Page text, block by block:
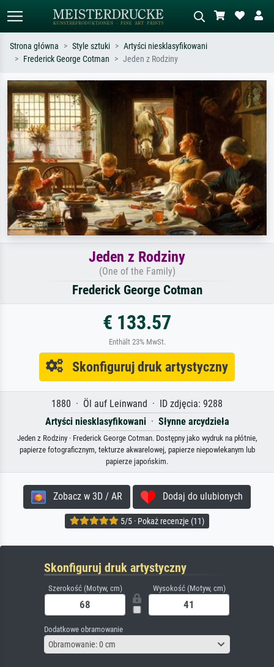
Szukaj wg artysty, tytułu lub stylu – np.
Monet, Gwiaździsta noc,
impresjonizm, fala Hokusaia, akt.
Opisz scenę – np. zielona łąka,
abstrakcja z czerwienią, ciemny olej,
stojący akt obok drzewa.
Strona główna Style sztuki
Artyści niesklasyfikowani
Frederick George Cotman
Jeden z Rodziny
Jeden z Rodziny
(One of the Family)
Frederick George Cotman
€ 133.57
Enthält 23% MwSt.
Skonfiguruj druk artystyczny
1880 · Öl auf Leinwand · ID zdjęcia: 9288
Artyści niesklasyfikowani· Słynne arcydzieła
Jeden z Rodziny · Frederick George Cotman. Dostępny jako wydruk na płótnie,
papierze fotograficznym, tekturze akwarelowej, papierze niepowlekanym lub
papierze japońskim.
Zobacz w 3D / AR Dodaj do ulubionych
5/5 · Pokaż recenzje (11)
Skonfiguruj druk artystyczny
Szerokość (Motyw, cm) Wysokość (Motyw, cm)
Dodatkowe obramowanie
Obramowanie: 0 cm